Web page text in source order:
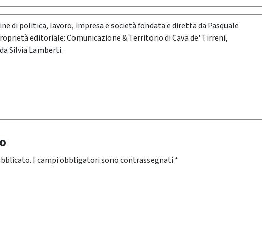
di politica, lavoro, impresa e società fondata e diretta da Pasquale
editoriale: Comunicazione & Territorio di Cava de' Tirreni,
Silvia Lamberti.
I campi obbligatori sono contrassegnati *